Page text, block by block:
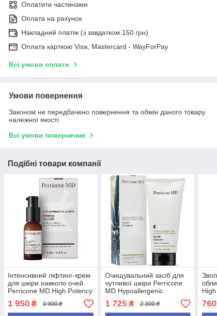
Оплатити частинами
Оплата на рахунок
Накладний платіж (з завдатком 150 грн)
Оплата карткою Visa, Mastercard - WayForPay
Всі умови оплати
Умови повернення
Законом не передбачено повернення та обмін даного товару
належної якості
Всі умови повернення
Подібні товари компанії
Інтенсивний ліфтинг-крем
для шкіри навколо очей
Perricone MD High Potency
Classics Firming Eye Lift
1 950 ₴ 3 900 ₴
Очищувальний засіб для
чутливої шкіри Perricone
MD Hypoallergenic
Sensitive Skin Gentle
Cleanser 177 мл
1 725₴ 2 300 ₴ 760